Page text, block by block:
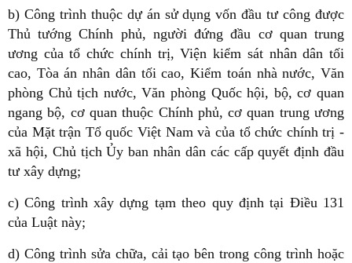
b) Công trình thuộc dự án sử dụng vốn đầu tư công được
Thủ tướng Chính phủ, người đứng đầu cơ quan trung
ương của tổ chức chính trị, Viện kiểm sát nhân dân tối
cao, Tòa án nhân dân tối cao, Kiểm toán nhà nước, Văn
phòng Chủ tịch nước, Văn phòng Quốc hội, bộ, cơ quan
ngang bộ, cơ quan thuộc Chính phủ, cơ quan trung ương
của Mặt trận Tổ quốc Việt Nam và của tổ chức chính trị -
xã hội, Chủ tịch Ủy ban nhân dân các cấp quyết định đầu
tư xây dựng;
c) Công trình xây dựng tạm theo quy định tại Điều 131
của Luật này;
d) Công trình sửa chữa, cải tạo bên trong công trình hoặc